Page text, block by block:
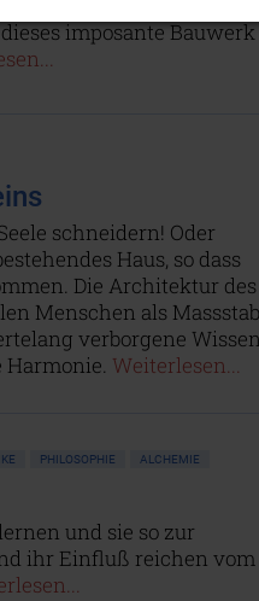
imposante Bauwerk
schneidern! Oder
Haus, so dass
Die Architektur des
Menschen als Massstab
verborgene Wissen
Weiterlesen...
PHILOSOPHIE ALCHEMIE
und sie so zur
ihr Einfluß reichen vom